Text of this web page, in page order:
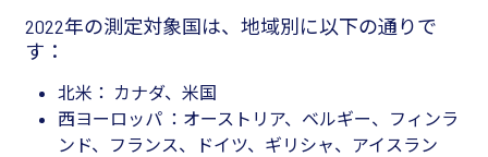
2022年の測定対象国は、地域別に以下の通りで
す：
北米： カナダ、米国
西ヨーロッパ ：オーストリア、ベルギー、フィンラ
ンド、フランス、ドイツ、ギリシャ、アイスラン